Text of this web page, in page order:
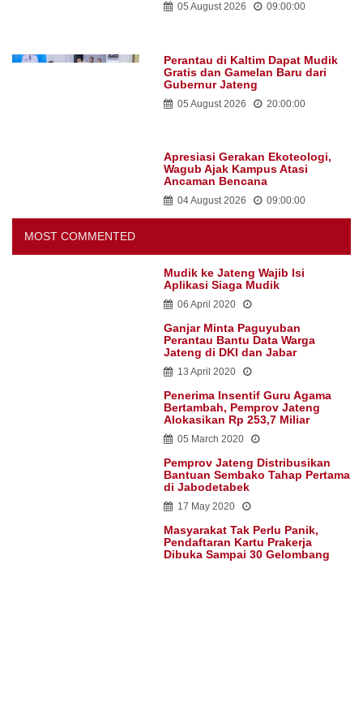
05 August 2026 09:00:00
Perantau di Kaltim Dapat Mudik
Gratis dan Gamelan Baru dari
Gubernur Jateng
05 August 2026 20:00:00
Apresiasi Gerakan Ekoteologi,
Wagub Ajak Kampus Atasi
Ancaman Bencana
04 August 2026 09:00:00
MOST COMMENTED
Mudik ke Jateng Wajib Isi
Aplikasi Siaga Mudik
06 April 2020
Ganjar Minta Paguyuban
Perantau Bantu Data Warga
Jateng di DKI dan Jabar
13 April 2020
Penerima Insentif Guru Agama
Bertambah, Pemprov Jateng
Alokasikan Rp 253,7 Miliar
05 March 2020
Pemprov Jateng Distribusikan
Bantuan Sembako Tahap Pertama
di Jabodetabek
17 May 2020
Masyarakat Tak Perlu Panik,
Pendaftaran Kartu Prakerja
Dibuka Sampai 30 Gelombang